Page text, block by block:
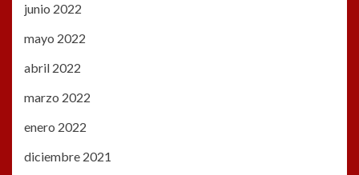
junio 2022
mayo 2022
abril 2022
marzo 2022
enero 2022
diciembre 2021